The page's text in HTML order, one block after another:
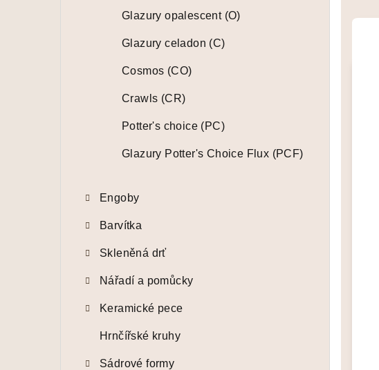
Glazury opalescent (O)
Glazury celadon (C)
Cosmos (CO)
Crawls (CR)
Potter's choice (PC)
Glazury Potter's Choice Flux (PCF)
Engoby
Barvítka
Skleněná drť
Nářadí a pomůcky
Keramické pece
Hrnčířské kruhy
Sádrové formy